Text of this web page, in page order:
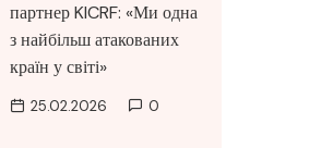
партнер KICRF: «Ми одна
з найбільш атакованих
країн у світі»
25.02.2026 0